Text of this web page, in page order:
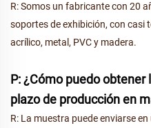
R: Somos un fabricante con 20
soportes de exhibición, con casi
acrílico, metal, PVC y madera.
P: ¿Cómo puedo obtener
plazo de producción en
R: La muestra puede enviarse